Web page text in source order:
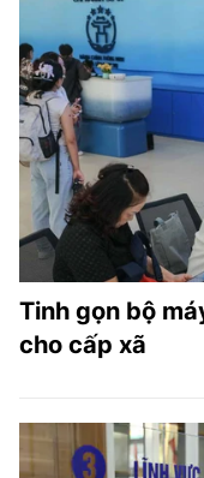
Tinh gọn bộ
cho cấp xã